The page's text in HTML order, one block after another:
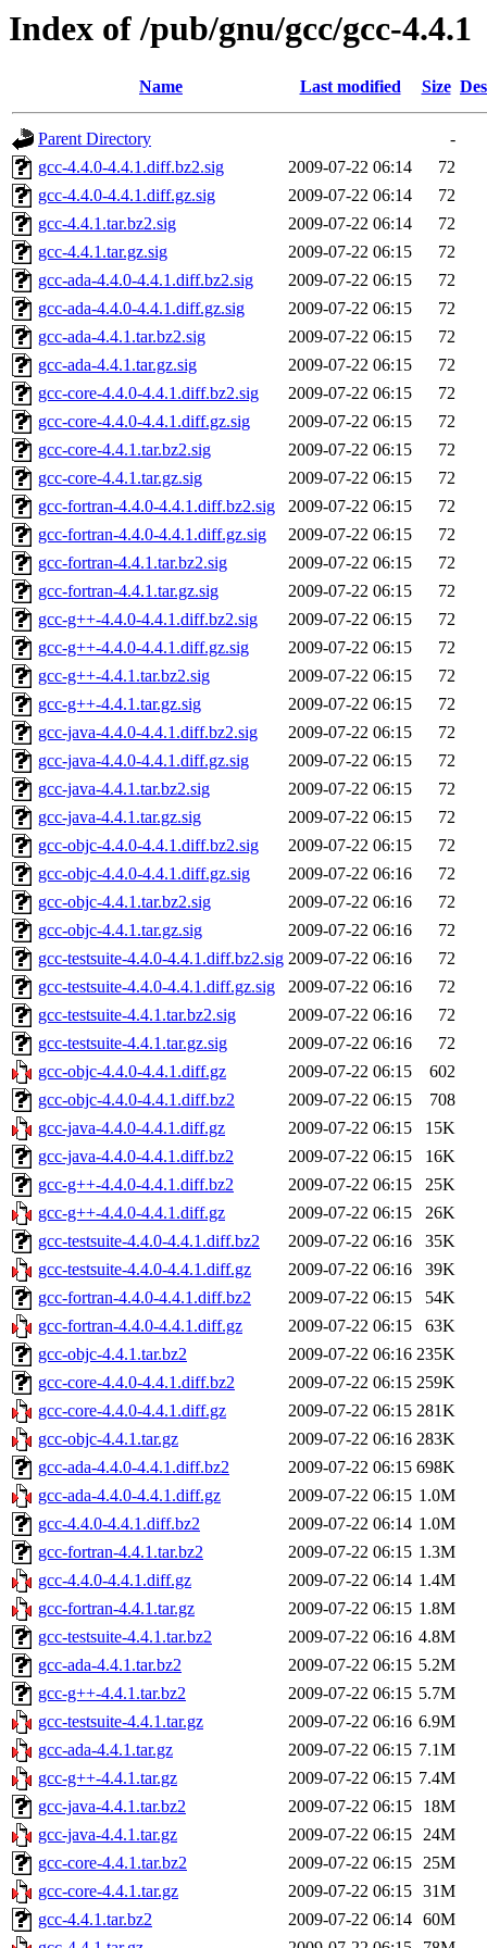
Index of /pub/gnu/gcc/gcc-4.4.1
Name Last modified Size
Parent Directory
-
gcc-4.4.0-4.4.1.diff.bz2.sig
2009-07-22 06:14
72
gcc-4.4.0-4.4.1.diff.gz.sig
2009-07-22 06:14
72
gcc-4.4.1.tar.bz2.sig
2009-07-22 06:14
72
gcc-4.4.1.tar.gz.sig
2009-07-22 06:15
72
gcc-ada-4.4.0-4.4.1.diff.bz2.sig
2009-07-22 06:15
72
gcc-ada-4.4.0-4.4.1.diff.gz.sig
2009-07-22 06:15
72
gcc-ada-4.4.1.tar.bz2.sig
2009-07-22 06:15
72
gcc-ada-4.4.1.tar.gz.sig
2009-07-22 06:15
72
gcc-core-4.4.0-4.4.1.diff.bz2.sig
2009-07-22 06:15
72
gcc-core-4.4.0-4.4.1.diff.gz.sig
2009-07-22 06:15
72
gcc-core-4.4.1.tar.bz2.sig
2009-07-22 06:15
72
gcc-core-4.4.1.tar.gz.sig
2009-07-22 06:15
72
gcc-fortran-4.4.0-4.4.1.diff.bz2.sig
2009-07-22 06:15
72
gcc-fortran-4.4.0-4.4.1.diff.gz.sig
2009-07-22 06:15
72
gcc-fortran-4.4.1.tar.bz2.sig
2009-07-22 06:15
72
gcc-fortran-4.4.1.tar.gz.sig
2009-07-22 06:15
72
gcc-g++-4.4.0-4.4.1.diff.bz2.sig
2009-07-22 06:15
72
gcc-g++-4.4.0-4.4.1.diff.gz.sig
2009-07-22 06:15
72
gcc-g++-4.4.1.tar.bz2.sig
2009-07-22 06:15
72
gcc-g++-4.4.1.tar.gz.sig
2009-07-22 06:15
72
gcc-java-4.4.0-4.4.1.diff.bz2.sig
2009-07-22 06:15
72
gcc-java-4.4.0-4.4.1.diff.gz.sig
2009-07-22 06:15
72
gcc-java-4.4.1.tar.bz2.sig
2009-07-22 06:15
72
gcc-java-4.4.1.tar.gz.sig
2009-07-22 06:15
72
gcc-objc-4.4.0-4.4.1.diff.bz2.sig
2009-07-22 06:15
72
gcc-objc-4.4.0-4.4.1.diff.gz.sig
2009-07-22 06:16
72
gcc-objc-4.4.1.tar.bz2.sig
2009-07-22 06:16
72
gcc-objc-4.4.1.tar.gz.sig
2009-07-22 06:16
72
gcc-testsuite-4.4.0-4.4.1.diff.bz2.sig 2009-07-22 06:16
72
gcc-testsuite-4.4.0-4.4.1.diff.gz.sig
2009-07-22 06:16
72
gcc-testsuite-4.4.1.tar.bz2.sig
2009-07-22 06:16
72
gcc-testsuite-4.4.1.tar.gz.sig
2009-07-22 06:16
72
gcc-objc-4.4.0-4.4.1.diff.gz
2009-07-22 06:15
602
gcc-objc-4.4.0-4.4.1.diff.bz2
2009-07-22 06:15
708
gcc-java-4.4.0-4.4.1.diff.gz
2009-07-22 06:15
15K
gcc-java-4.4.0-4.4.1.diff.bz2
2009-07-22 06:15
16K
gcc-g++-4.4.0-4.4.1.diff.bz2
2009-07-22 06:15
25K
gcc-g++-4.4.0-4.4.1.diff.gz
2009-07-22 06:15
26K
gcc-testsuite-4.4.0-4.4.1.diff.bz2
2009-07-22 06:16
35K
gcc-testsuite-4.4.0-4.4.1.diff.gz
2009-07-22 06:16
39K
gcc-fortran-4.4.0-4.4.1.diff.bz2
2009-07-22 06:15
54K
gcc-fortran-4.4.0-4.4.1.diff.gz
2009-07-22 06:15
63K
gcc-objc-4.4.1.tar.bz2
2009-07-22 06:16 235K
gcc-core-4.4.0-4.4.1.diff.bz2
2009-07-22 06:15 259K
gcc-core-4.4.0-4.4.1.diff.gz
2009-07-22 06:15 281K
gcc-objc-4.4.1.tar.gz
2009-07-22 06:16 283K
gcc-ada-4.4.0-4.4.1.diff.bz2
2009-07-22 06:15 698K
gcc-ada-4.4.0-4.4.1.diff.gz
2009-07-22 06:15 1.0M
gcc-4.4.0-4.4.1.diff.bz2
2009-07-22 06:14 1.0M
gcc-fortran-4.4.1.tar.bz2
2009-07-22 06:15 1.3M
gcc-4.4.0-4.4.1.diff.gz
2009-07-22 06:14 1.4M
gcc-fortran-4.4.1.tar.gz
2009-07-22 06:15 1.8M
gcc-testsuite-4.4.1.tar.bz2
2009-07-22 06:16 4.8M
gcc-ada-4.4.1.tar.bz2
2009-07-22 06:15 5.2M
gcc-g++-4.4.1.tar.bz2
2009-07-22 06:15 5.7M
gcc-testsuite-4.4.1.tar.gz
2009-07-22 06:16 6.9M
gcc-ada-4.4.1.tar.gz
2009-07-22 06:15 7.1M
gcc-g++-4.4.1.tar.gz
2009-07-22 06:15 7.4M
gcc-java-4.4.1.tar.bz2
2009-07-22 06:15
18M
gcc-java-4.4.1.tar.gz
2009-07-22 06:15 24M
gcc-core-4.4.1.tar.bz2
2009-07-22 06:15 25M
gcc-core-4.4.1.tar.gz
2009-07-22 06:15 31M
gcc-4.4.1.tar.bz2
2009-07-22 06:14 60M